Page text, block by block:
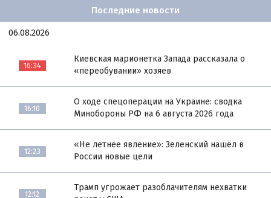
Последние новости
06.08.2026
16:34
Киевская марионетка Запада рассказала о
«переобувании» хозяев
16:10
О ходе спецоперации на Украине: сводка
Минобороны РФ на 6 августа 2026 года
12:23
«Не летнее явление»: Зеленский нашёл в
России новые цели
12:12
Трамп угрожает разоблачителям нехватки